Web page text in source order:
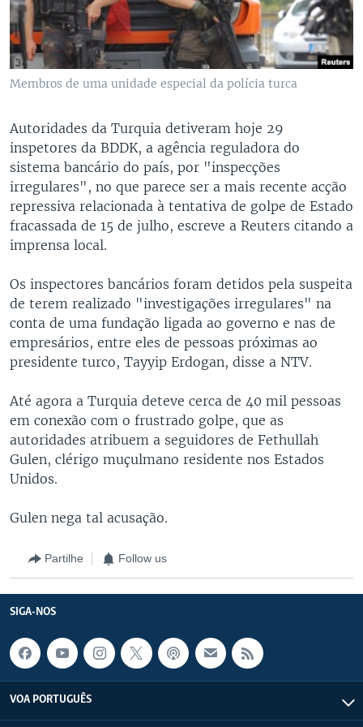
Membros de uma unidade especial da polícia turca
Autoridades da Turquia detiveram hoje 29
inspetores da BDDK, a agência reguladora do
sistema bancário do país, por "inspecções
irregulares", no que parece ser a mais recente acção
repressiva relacionada à tentativa de golpe de Estado
fracassada de 15 de julho, escreve a Reuters citando a
imprensa local.
Os inspectores bancários foram detidos pela suspeita
de terem realizado "investigações irregulares" na
conta de uma fundação ligada ao governo e nas de
empresários, entre eles de pessoas próximas ao
presidente turco, Tayyip Erdogan, disse a NTV.
Até agora a Turquia deteve cerca de 40 mil pessoas
em conexão com o frustrado golpe, que as
autoridades atribuem a seguidores de Fethullah
Gulen, clérigo muçulmano residente nos Estados
Unidos.
Gulen nega tal acusação.
Partilhe Follow us
SIGA-NOS
VOA PORTUGUÊS